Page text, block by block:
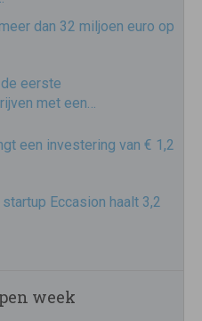
dan 32 miljoen euro op
eerste
met een…
een investering van € 1,2
Eccasion haalt 3,2
week